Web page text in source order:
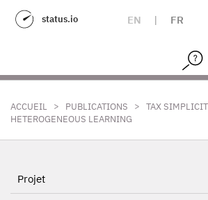
status.io EN | FR
ACCUEIL > PUBLICATIONS > TAX
HETEROGENEOUS LEARNING
Projet